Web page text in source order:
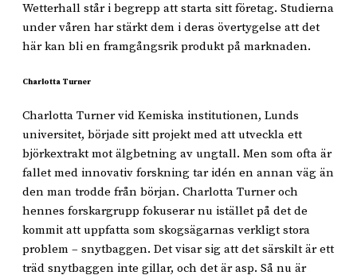
Wetterhall står i begrepp att starta sitt företag. Studierna
under våren har stärkt dem i deras övertygelse att det
här kan bli en framgångsrik produkt på marknaden.
Charlotta Turner
Charlotta Turner vid Kemiska institutionen, Lunds
universitet, började sitt projekt med att utveckla ett
björkextrakt mot älgbetning av ungtall. Men som ofta är
fallet med innovativ forskning tar idén en annan väg än
den man trodde från början. Charlotta Turner och
hennes forskargrupp fokuserar nu istället på det de
kommit att uppfatta som skogsägarnas verkligt stora
problem – snytbaggen. Det visar sig att det särskilt är ett
träd snytbaggen inte gillar, och det är asp. Så nu är